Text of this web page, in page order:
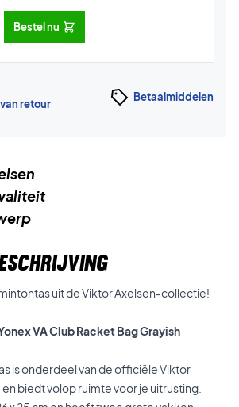
Bestel nu
retour
Betaalmiddelen
uit de Viktor Axelsen-collectie!
VA Club Racket Bag Grayish
is onderdeel van de officiële Viktor
biedt volop ruimte voor je uitrusting.